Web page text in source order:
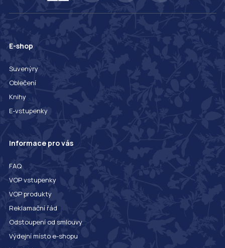
E-shop
Suvenýry
Oblečení
Knihy
E-vstupenky
Informace pro vás
FAQ
VOP vstupenky
VOP produkty
Reklamační řád
Odstoupení od smlouvy
Výdejní místo e-shopu